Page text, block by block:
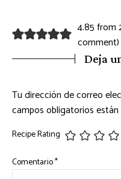
4.85 from
comment)
Deja
Tu dirección de correo
campos obligatorios
Recipe Rating
Comentario*